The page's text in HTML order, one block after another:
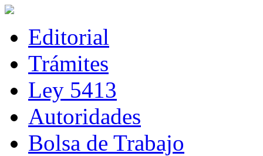
Editorial
Trámites
Ley 5413
Autoridades
Bolsa de Trabajo